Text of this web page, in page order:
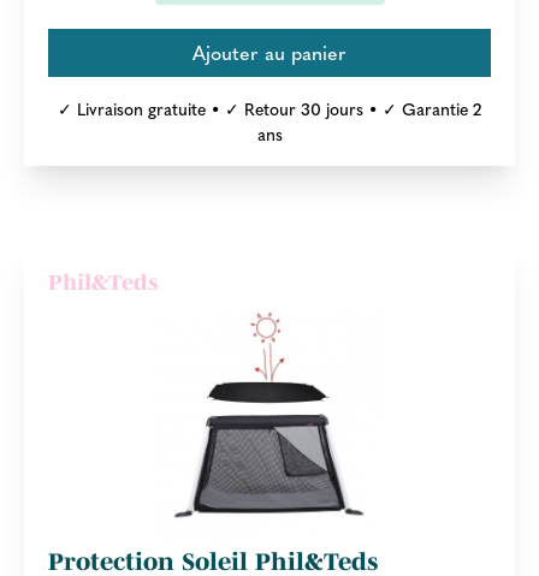
✓ Livraison gratuite • ✓ Retour 30 jours • ✓ Garantie 2
ans
Phil&Teds
Protection Soleil Phil&Teds